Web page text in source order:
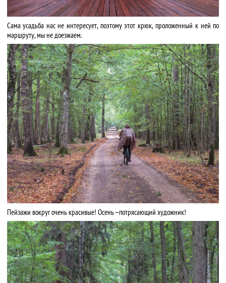
Сама усадьба нас не интересует, поэтому этот крюк, проложенный к ней по
маршруту, мы не доезжаем.
Пейзажи вокруг очень красивые! Осень — потрясающий художник!